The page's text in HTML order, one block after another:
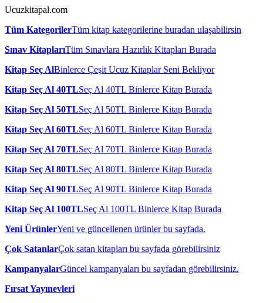
Ucuzkitapal.com
Tüm KategorilerTüm kitap kategorilerine buradan ulaşabilirsin
Sınav KitaplarıTüm Sınavlara Hazırlık Kitapları Burada
Kitap Seç AlBinlerce Çeşit Ucuz Kitaplar Seni Bekliyor
Kitap Seç Al 40TLSeç Al 40TL Binlerce Kitap Burada
Kitap Seç Al 50TLSeç Al 50TL Binlerce Kitap Burada
Kitap Seç Al 60TLSeç Al 60TL Binlerce Kitap Burada
Kitap Seç Al 70TLSeç Al 70TL Binlerce Kitap Burada
Kitap Seç Al 80TLSeç Al 80TL Binlerce Kitap Burada
Kitap Seç Al 90TLSeç Al 90TL Binlerce Kitap Burada
Kitap Seç Al 100TLSeç Al 100TL Binlerce Kitap Burada
Yeni ÜrünlerYeni ve güncellenen ürünler bu sayfada.
Çok SatanlarÇok satan kitapları bu sayfada görebilirsiniz
KampanyalarGüncel kampanyaları bu sayfadan görebilirsiniz.
Fırsat Yayınevleri